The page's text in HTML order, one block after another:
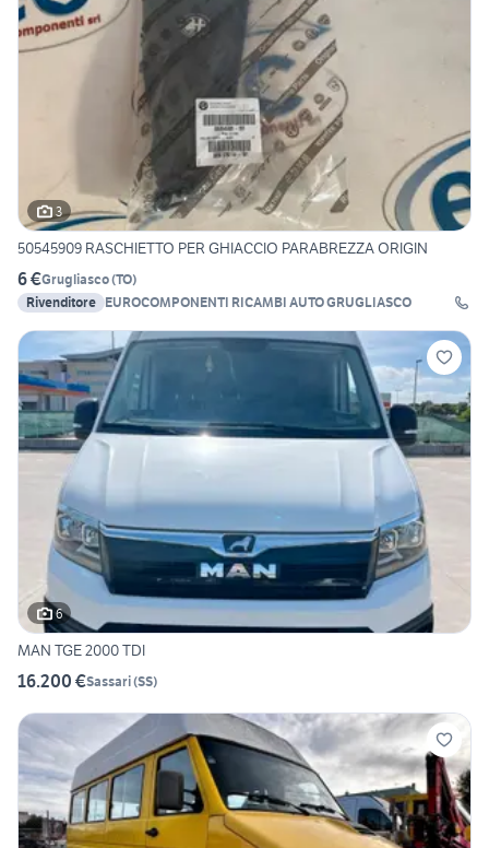
3
50545909 RASCHIETTO PER GHIACCIO PARABREZZA ORIGIN
6 €Grugliasco(TO)
Rivenditore EUROCOMPONENTI RICAMBI AUTO GRUGLIASCO
6
MAN TGE 2000 TDI
16.200 €Sassari(SS)